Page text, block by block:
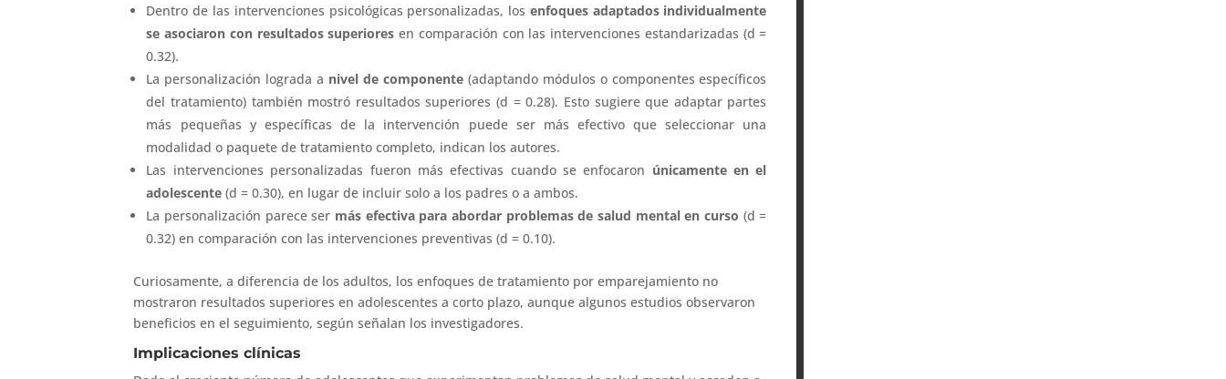
Dentro de las intervenciones psicológicas personalizadas, los enfoques adaptados individualmente
se asociaron con resultados superiores en comparación con las intervenciones estandarizadas (d =
0.32).
La personalización lograda a nivel de componente(adaptando módulos o componentes específicos
del tratamiento) también mostró resultados superiores (d = 0.28). Esto sugiere que adaptar partes
más pequeñas y específicas de la intervención puede ser más efectivo que seleccionar una
modalidad o paquete de tratamiento completo, indican los autores.
Las intervenciones personalizadas fueron más efectivas cuando se enfocaron únicamente en el
adolescente (d = 0.30), en lugar de incluir solo a los padres o a ambos.
La personalización parece ser más efectiva para abordar problemas de salud mental en curso (d =
0.32) en comparación con las intervenciones preventivas (d = 0.10).
Curiosamente, a diferencia de los adultos, los enfoques de tratamiento por emparejamiento no
mostraron resultados superiores en adolescentes a corto plazo, aunque algunos estudios observaron
beneficios en el seguimiento, según señalan los investigadores.
Implicaciones clínicas